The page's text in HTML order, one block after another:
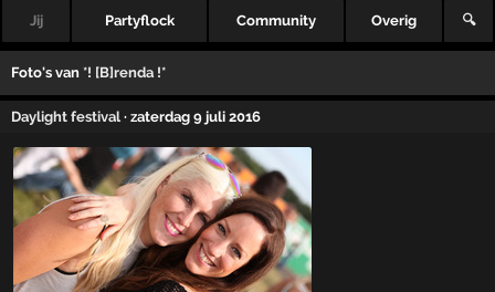
Jij Partyflock Community Overig 🔍
Foto's van*! [B]renda !*
Daylight festival · zaterdag 9 juli 2016